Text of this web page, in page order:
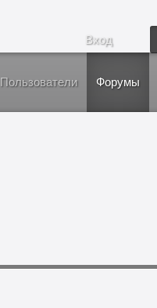
Вход
Пользователи Форумы